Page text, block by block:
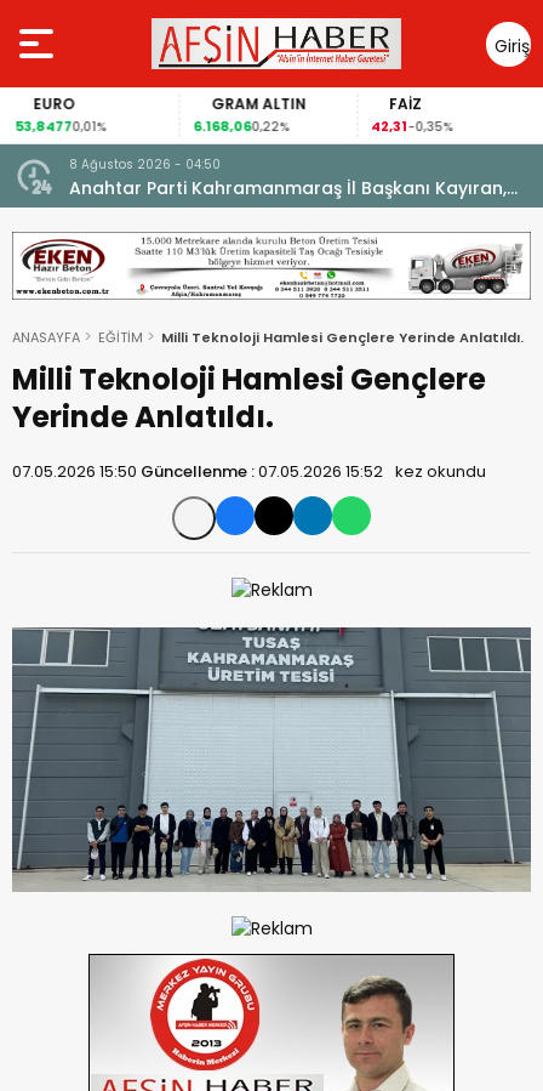
Giriş
Yap
EURO
53,84770,01%
GRAM ALTIN
6.168,060,22%
FAİZ
42,31-0,35%
8 Ağustos 2026 - 04:50
Anahtar Parti Kahramanmaraş İl Başkanı Kayıran,
Afşin Teşkilatı ile buluştu.
ANASAYFA EĞİTİM Milli Teknoloji Hamlesi Gençlere Yerinde Anlatıldı.
Milli Teknoloji Hamlesi Gençlere
Yerinde Anlatıldı.
07.05.2026 15:50 Güncellenme :07.05.2026 15:52 kez okundu